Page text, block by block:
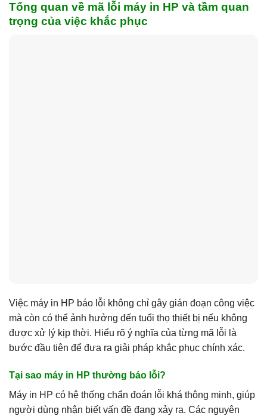
Tổng quan về mã lỗi máy in HP và tầm quan
trọng của việc khắc phục
Việc máy in HP báo lỗi không chỉ gây gián đoạn công việc
mà còn có thể ảnh hưởng đến tuổi thọ thiết bị nếu không
được xử lý kịp thời. Hiểu rõ ý nghĩa của từng mã lỗi là
bước đầu tiên để đưa ra giải pháp khắc phục chính xác.
Tại sao máy in HP thường báo lỗi?
Máy in HP có hệ thống chẩn đoán lỗi khá thông minh, giúp
người dùng nhận biết vấn đề đang xảy ra. Các nguyên